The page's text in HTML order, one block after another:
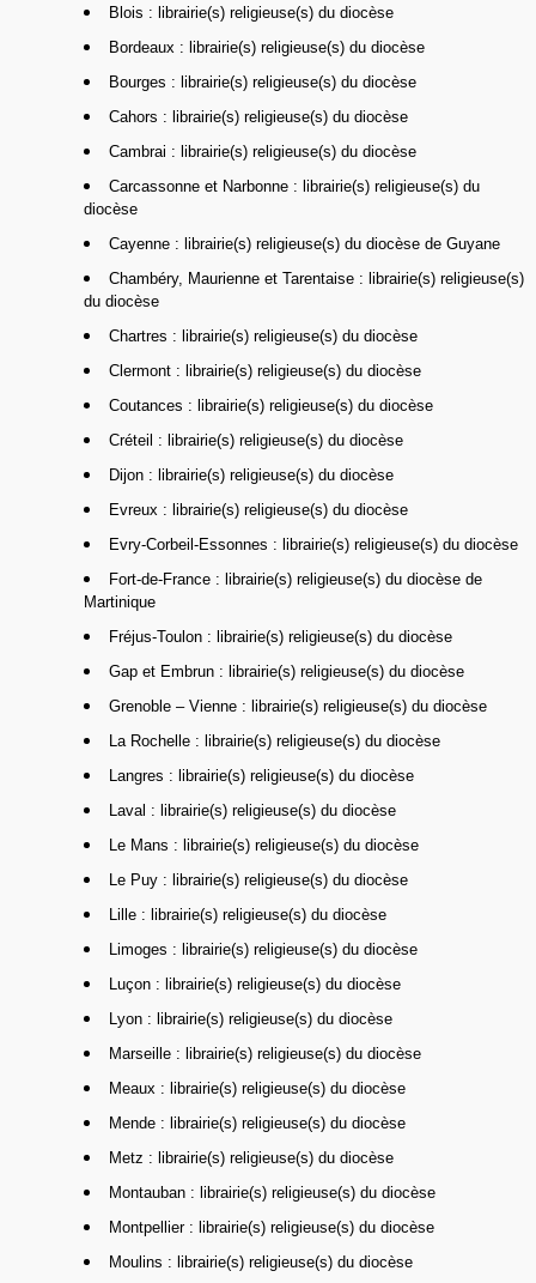
Blois : librairie(s) religieuse(s) du diocèse
Bordeaux : librairie(s) religieuse(s) du diocèse
Bourges : librairie(s) religieuse(s) du diocèse
Cahors : librairie(s) religieuse(s) du diocèse
Cambrai : librairie(s) religieuse(s) du diocèse
Carcassonne et Narbonne : librairie(s) religieuse(s) du
diocèse
Cayenne : librairie(s) religieuse(s) du diocèse de Guyane
Chambéry, Maurienne et Tarentaise : librairie(s) religieuse(s)
du diocèse
Chartres : librairie(s) religieuse(s) du diocèse
Clermont : librairie(s) religieuse(s) du diocèse
Coutances : librairie(s) religieuse(s) du diocèse
Créteil : librairie(s) religieuse(s) du diocèse
Dijon : librairie(s) religieuse(s) du diocèse
Evreux : librairie(s) religieuse(s) du diocèse
Evry-Corbeil-Essonnes : librairie(s) religieuse(s) du diocèse
Fort-de-France : librairie(s) religieuse(s) du diocèse de
Martinique
Fréjus-Toulon : librairie(s) religieuse(s) du diocèse
Gap et Embrun : librairie(s) religieuse(s) du diocèse
Grenoble – Vienne : librairie(s) religieuse(s) du diocèse
La Rochelle : librairie(s) religieuse(s) du diocèse
Langres : librairie(s) religieuse(s) du diocèse
Laval : librairie(s) religieuse(s) du diocèse
Le Mans : librairie(s) religieuse(s) du diocèse
Le Puy : librairie(s) religieuse(s) du diocèse
Lille : librairie(s) religieuse(s) du diocèse
Limoges : librairie(s) religieuse(s) du diocèse
Luçon : librairie(s) religieuse(s) du diocèse
Lyon : librairie(s) religieuse(s) du diocèse
Marseille : librairie(s) religieuse(s) du diocèse
Meaux : librairie(s) religieuse(s) du diocèse
Mende : librairie(s) religieuse(s) du diocèse
Metz : librairie(s) religieuse(s) du diocèse
Montauban : librairie(s) religieuse(s) du diocèse
Montpellier : librairie(s) religieuse(s) du diocèse
Moulins : librairie(s) religieuse(s) du diocèse